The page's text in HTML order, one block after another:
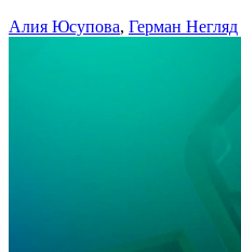
Алия Юсупова, Герман Негляд